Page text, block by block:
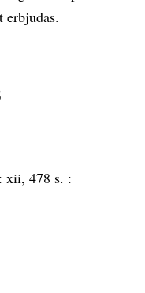
erbjudas.
xii, 478 s. :